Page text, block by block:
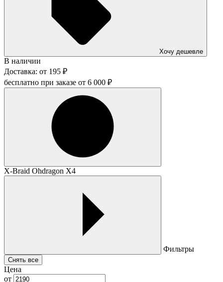
Хочу дешевле
В наличии
Доставка: от 195 ₽
бесплатно при заказе от 6 000 ₽
X-Braid Ohdragon X4
Фильтры
Снять все
Цена
от